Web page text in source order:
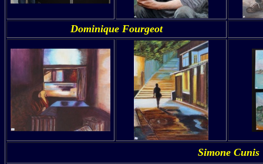
Dominique Fourgeot
Simone Cunis